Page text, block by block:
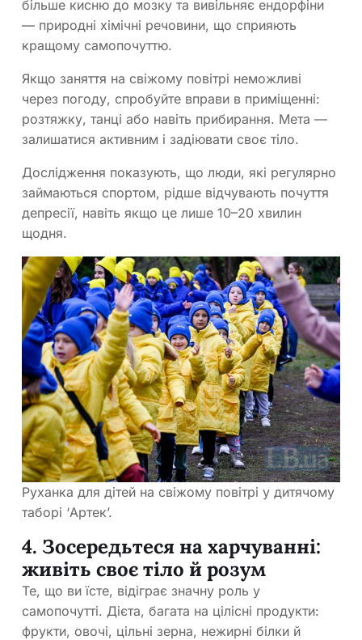
більше кисню до мозку та вивільняє ендорфіни
— природні хімічні речовини, що сприяють
кращому самопочуттю.
Якщо заняття на свіжому повітрі неможливі
через погоду, спробуйте вправи в приміщенні:
розтяжку, танці або навіть прибирання. Мета —
залишатися активним і задіювати своє тіло.
Дослідження показують, що люди, які регулярно
займаються спортом, рідше відчувають почуття
депресії, навіть якщо це лише 10–20 хвилин
щодня.
Руханка для дітей на свіжому повітрі у дитячому
таборі ‘Артек’.
4. Зосередьтеся на харчуванні:
живіть своє тіло й розум
Те, що ви їсте, відіграє значну роль у
самопочутті. Дієта, багата на цілісні продукти:
фрукти, овочі, цільні зерна, нежирні білки й